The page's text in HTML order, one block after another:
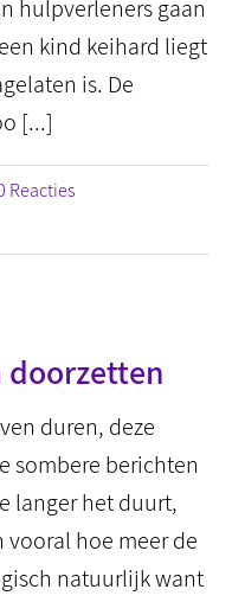
hulpverleners gaan
kind keihard liegt
is. De
[...]
Reacties
doorzetten
duren, deze
sombere berichten
langer het duurt,
vooral hoe meer de
natuurlijk want